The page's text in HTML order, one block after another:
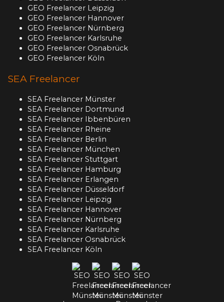
GEO Freelancer Leipzig
GEO Freelancer Hannover
GEO Freelancer Nürnberg
GEO Freelancer Karlsruhe
GEO Freelancer Osnabrück
GEO Freelancer Köln
SEA Freelancer
SEA Freelancer Münster
SEA Freelancer Dortmund
SEA Freelancer Ibbenbüren
SEA Freelancer Rheine
SEA Freelancer Berlin
SEA Freelancer München
SEA Freelancer Stuttgart
SEA Freelancer Hamburg
SEA Freelancer Erlangen
SEA Freelancer Düsseldorf
SEA Freelancer Leipzig
SEA Freelancer Hannover
SEA Freelancer Nürnberg
SEA Freelancer Karlsruhe
SEA Freelancer Osnabrück
SEA Freelancer Köln